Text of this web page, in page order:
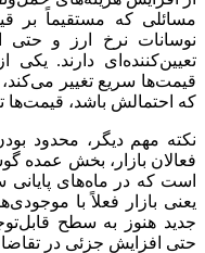
مسائلی که مستقیماً بر
نوسانات نرخ ارز و حتی
تعیین‌کننده‌ای دارند.
قیمت‌ها سریع تغییر می‌کند،
که احتمالش باشد، قیمت‌ها
نکته مهم دیگر، محدود
فعالان بازار، بخش عمده
است که در ماه‌های
یعنی بازار فعلاً با
جدید هنوز به سطح
حتی افزایش جزئی در